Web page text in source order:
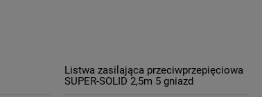
Listwa zasilająca przeciwprzepięciowa
SUPER-SOLID 2,5m 5 gniazd